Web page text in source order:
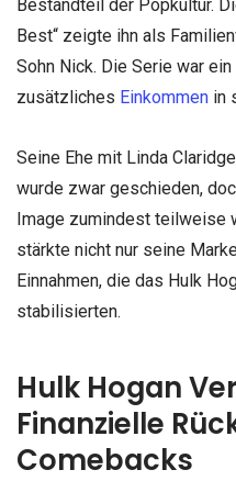
Bestandteil der Popkultur.
Best“ zeigte ihn als
Sohn Nick. Die Serie war
zusätzliches Einkommen in
Seine Ehe mit Linda
wurde zwar geschieden,
Image zumindest teilweise
stärkte nicht nur seine
Einnahmen, die das Hulk
stabilisierten.
Hulk Hogan
Finanzielle
Comebacks